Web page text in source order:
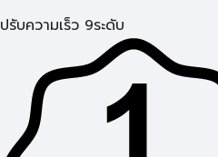
ปรับความเร็ว 9ระดับ